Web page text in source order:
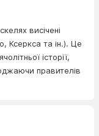
висічені
Ксеркса та ін.). Це
історії,
правителів